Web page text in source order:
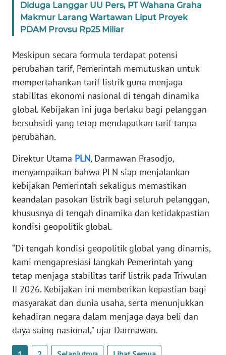
Diduga Langgar UU Pers, PT Wahana Graha
Makmur Larang Wartawan Liput Proyek
PDAM Provsu Rp25 Miliar
Meskipun secara formula terdapat potensi
perubahan tarif, Pemerintah memutuskan untuk
mempertahankan tarif listrik guna menjaga
stabilitas ekonomi nasional di tengah dinamika
global. Kebijakan ini juga berlaku bagi pelanggan
bersubsidi yang tetap mendapatkan tarif tanpa
perubahan.
Direktur Utama PLN, Darmawan Prasodjo,
menyampaikan bahwa PLN siap menjalankan
kebijakan Pemerintah sekaligus memastikan
keandalan pasokan listrik bagi seluruh pelanggan,
khususnya di tengah dinamika dan ketidakpastian
kondisi geopolitik global.
“Di tengah kondisi geopolitik global yang dinamis,
kami mengapresiasi langkah Pemerintah yang
tetap menjaga stabilitas tarif listrik pada Triwulan
II 2026. Kebijakan ini memberikan kepastian bagi
masyarakat dan dunia usaha, serta menunjukkan
kehadiran negara dalam menjaga daya beli dan
daya saing nasional,” ujar Darmawan.
WN
PAPUA
WN
PAPUA
BARAT
WN
RIAU
SERAMBI
WN
JAMBI
SULTRA
WN
NTB
WN
SULTENG
WN
SULBAR